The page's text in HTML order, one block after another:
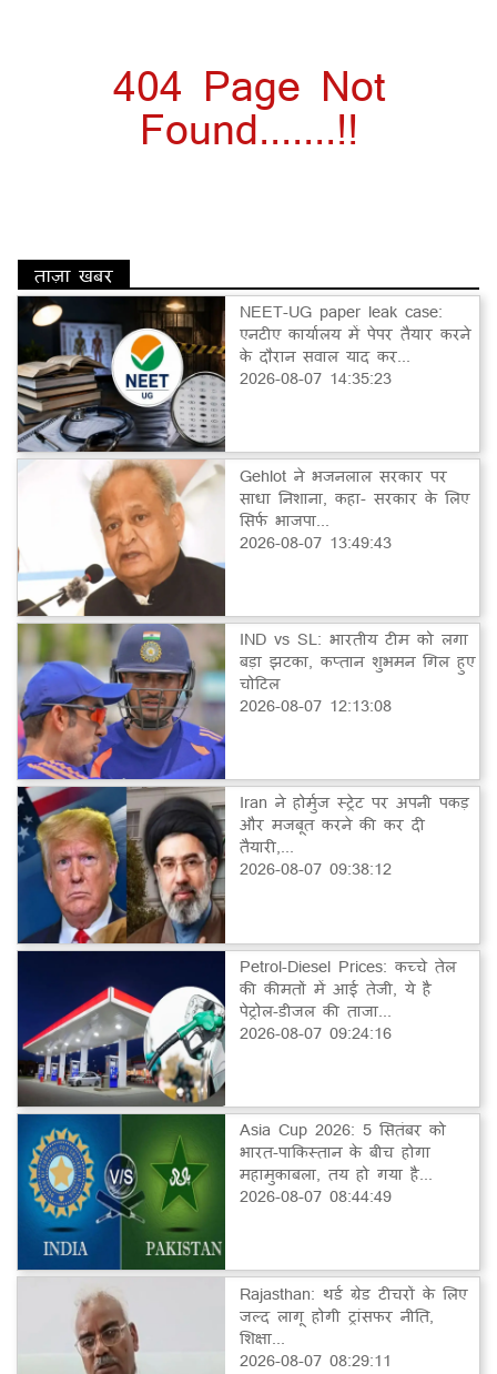
404 Page Not
Found.......!!
ताज़ा खबर
NEET-UG paper leak case:
एनटीए कार्यालय में पेपर तैयार करने
के दौरान सवाल याद कर...
2026-08-07 14:35:23
Gehlot ने भजनलाल सरकार पर
साधा निशाना, कहा- सरकार के लिए
सिर्फ भाजपा...
2026-08-07 13:49:43
IND vs SL: भारतीय टीम को लगा
बड़ा झटका, कप्तान शुभमन गिल हुए
चोटिल
2026-08-07 12:13:08
Iran ने होर्मुज स्ट्रेट पर अपनी पकड़
और मजबूत करने की कर दी
तैयारी,...
2026-08-07 09:38:12
Petrol-Diesel Prices: कच्चे तेल
की कीमतों में आई तेजी, ये है
पेट्रोल-डीजल की ताजा...
2026-08-07 09:24:16
Asia Cup 2026: 5 सितंबर को
भारत-पाकिस्तान के बीच होगा
महामुकाबला, तय हो गया है...
2026-08-07 08:44:49
Rajasthan: थर्ड ग्रेड टीचरों के लिए
जल्द लागू होगी ट्रांसफर नीति,
शिक्षा...
2026-08-07 08:29:11